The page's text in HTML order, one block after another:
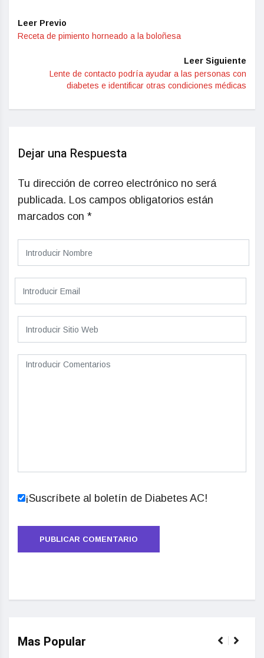
Leer Previo
Receta de pimiento horneado a la boloñesa
Leer Siguiente
Lente de contacto podría ayudar a las personas con
diabetes e identificar otras condiciones médicas
Dejar una Respuesta
Tu dirección de correo electrónico no será
publicada. Los campos obligatorios están
marcados con *
¡Suscríbete al boletín de Diabetes AC!
Mas Popular